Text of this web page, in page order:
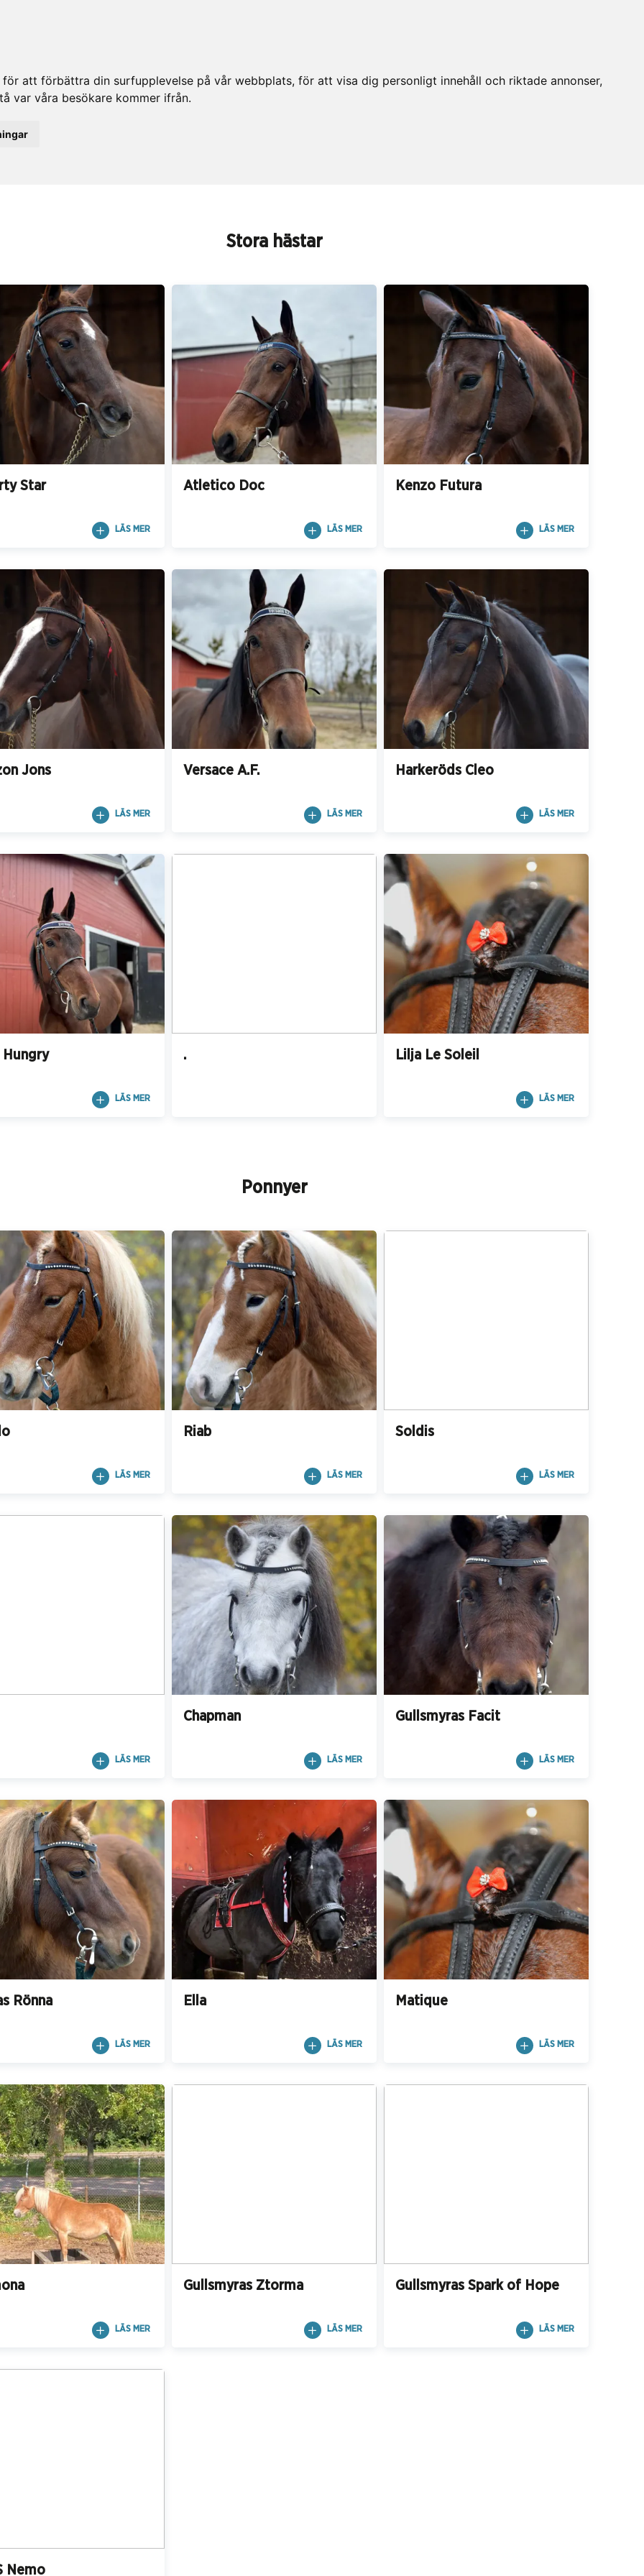
att förbättra din surfupplevelse på vår webbplats, för att visa dig personligt innehåll och riktade annonser,
var våra besökare kommer ifrån.
Stora hästar
Star
LÄS MER
Atletico Doc
LÄS MER
Kenzo Futura
LÄS MER
Jons
LÄS MER
Versace A.F.
LÄS MER
Harkeröds Cleo
LÄS MER
Hungry
LÄS MER
. Lilja Le Soleil
LÄS MER
Ponnyer
LÄS MER
Riab
LÄS MER
Soldis
LÄS MER
LÄS MER
Chapman
LÄS MER
Gullsmyras Facit
LÄS MER
Rönna
LÄS MER
Ella
LÄS MER
Matique
LÄS MER
LÄS MER
Gullsmyras Ztorma
LÄS MER
Gullsmyras Spark of Hope
LÄS MER
Nemo